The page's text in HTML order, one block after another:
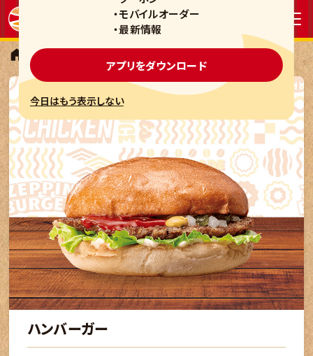
・モバイルオーダー
・最新情報
アプリをダウンロード
今日はもう表示しない
レギュラーバーガー
ハンバーガー